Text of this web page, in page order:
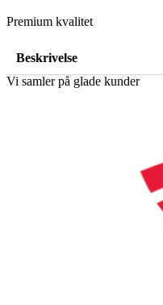
Premium kvalitet
Beskrivelse
Vi samler på glade kunder